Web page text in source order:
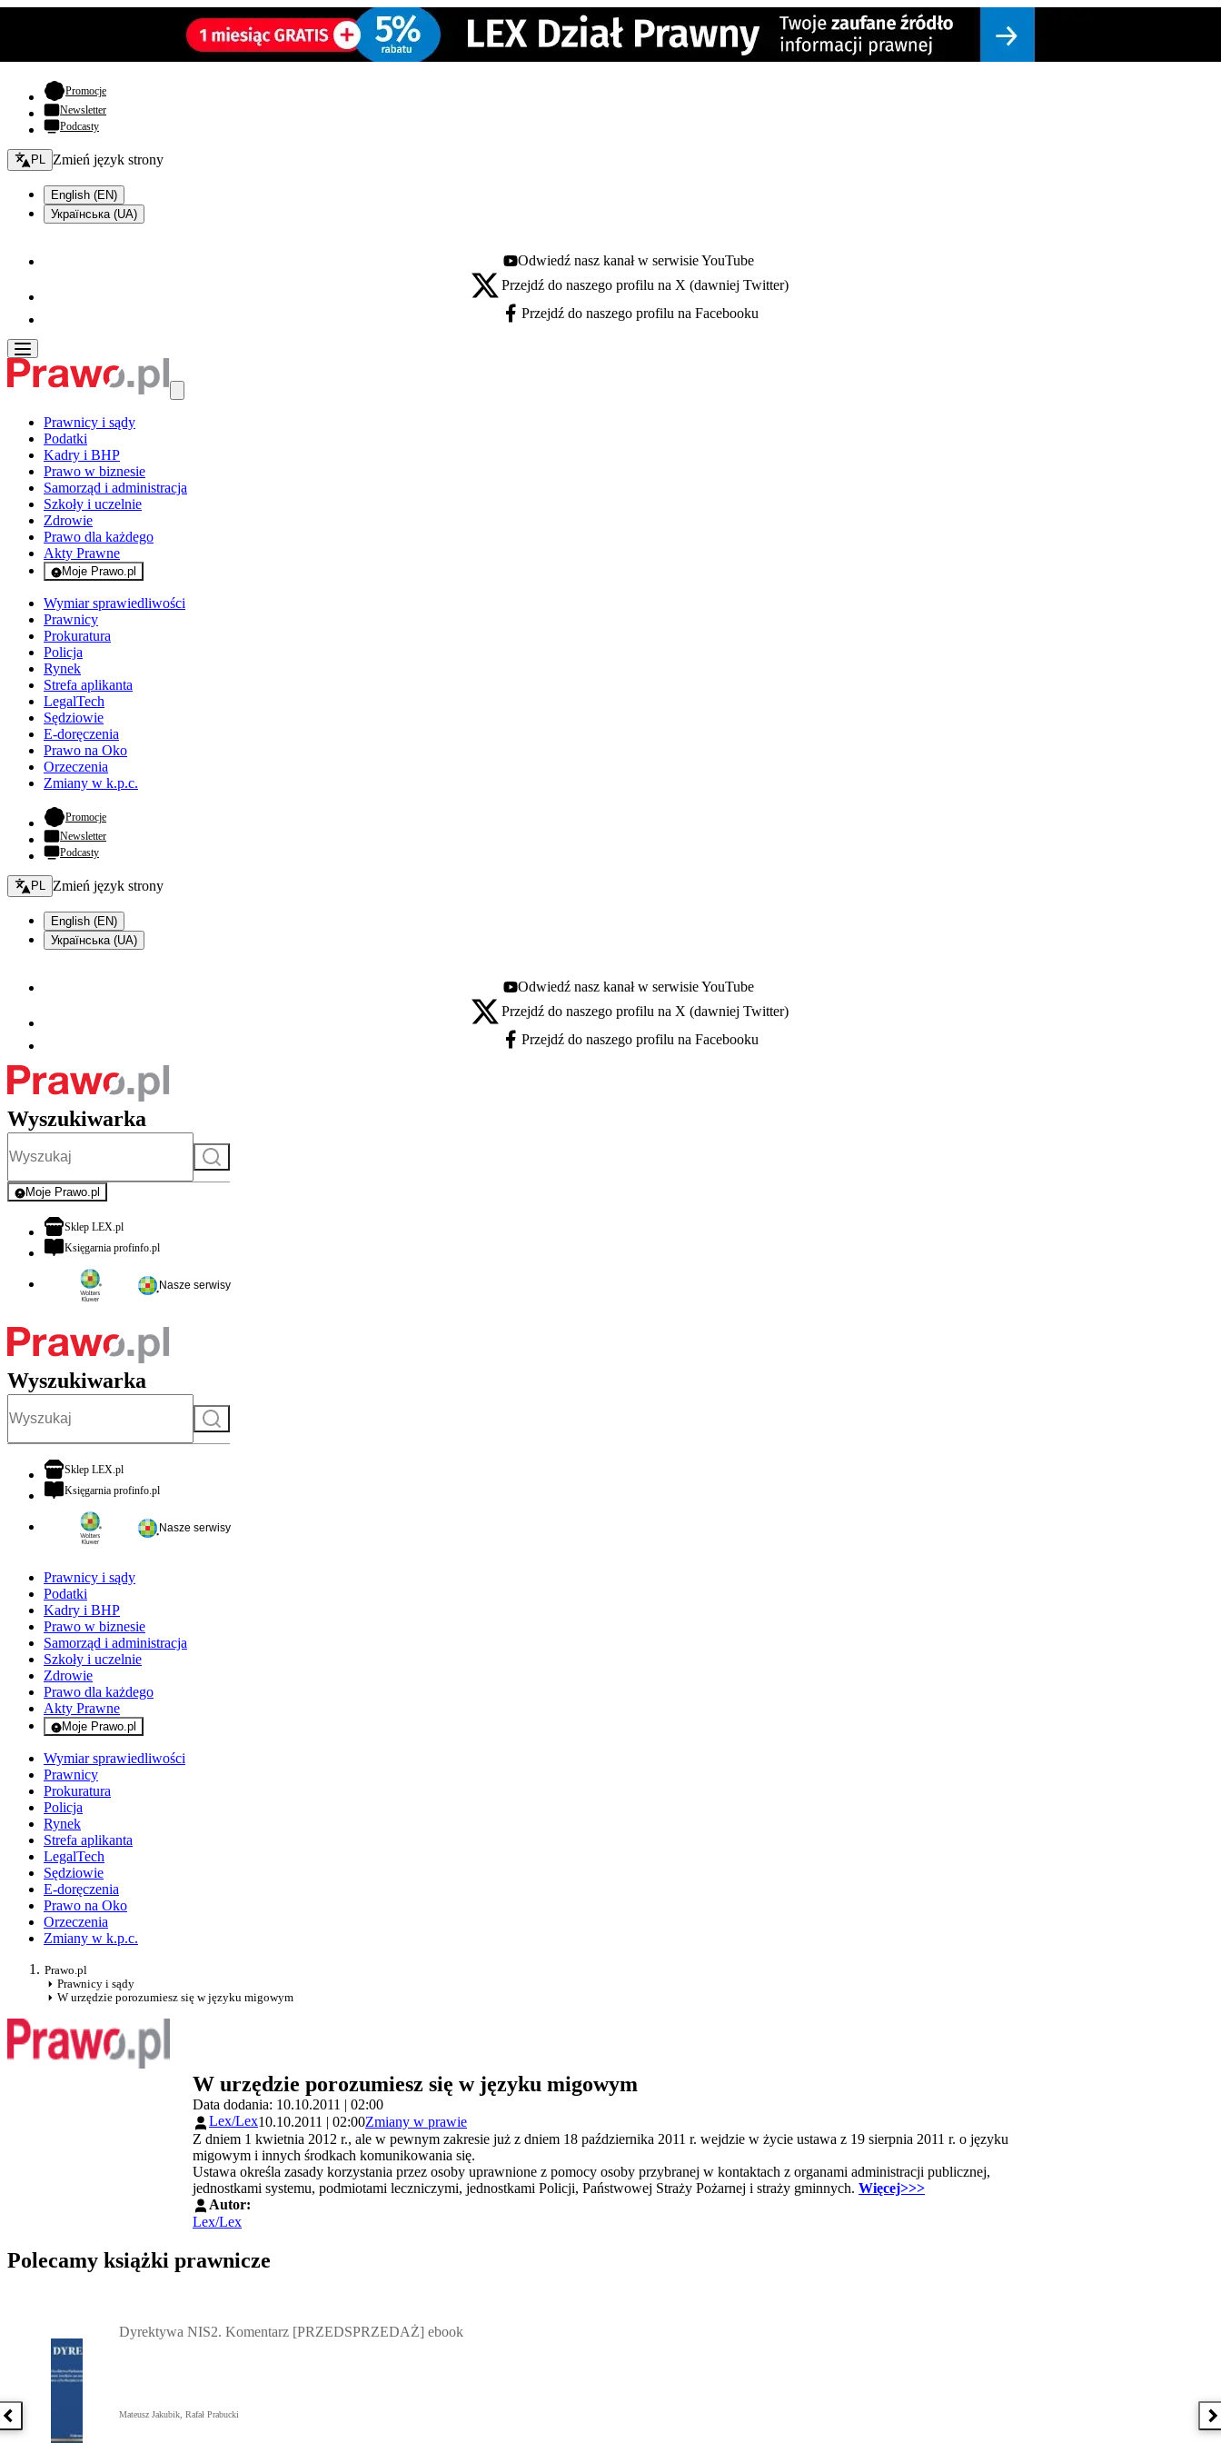
Promocje- otwiera się w nowej karcie
Newsletter
Podcasty
Zmień język - bieżący:
PL Zmień język strony
English (EN)
Українська (UA)
Youtube - otwiera się w nowej karcie
Odwiedź nasz kanał w serwisie YouTube
X - otwiera się w nowej karcie
Przejdź do naszego profilu na X (dawniej Twitter)
Facebook - otwiera się w nowej karcie
Przejdź do naszego profilu na Facebooku
Prawnicy i sądy
Podatki
Kadry i BHP
Prawo w biznesie
Samorząd i administracja
Szkoły i uczelnie
Zdrowie
Prawo dla każdego
Akty Prawne
Moje Prawo.pl
- rejestracja i logowanie do serwisu
Wymiar sprawiedliwości
Prawnicy
Prokuratura
Policja
Rynek
Strefa aplikanta
LegalTech
Sędziowie
E-doręczenia
Prawo na Oko
Orzeczenia
Zmiany w k.p.c.
Promocje- otwiera się w nowej karcie
Newsletter
Podcasty
Zmień język - bieżący:
PL Zmień język strony
English (EN)
Українська (UA)
Youtube - otwiera się w nowej karcie
Odwiedź nasz kanał w serwisie YouTube
X - otwiera się w nowej karcie
Przejdź do naszego profilu na X (dawniej Twitter)
Facebook - otwiera się w nowej karcie
Przejdź do naszego profilu na Facebooku
Wyszukiwarka
Szukaj
Moje Prawo.pl
- rejestracja i logowanie do serwisu
Sklep LEX.plotwiera się w nowej karcie
Księgarnia profinfo.plotwiera się w nowej karcie
Nasze serwisy
Wyszukiwarka
Szukaj
Sklep LEX.plotwiera się w nowej karcie
Księgarnia profinfo.plotwiera się w nowej karcie
Nasze serwisy
Prawnicy i sądy
Podatki
Kadry i BHP
Prawo w biznesie
Samorząd i administracja
Szkoły i uczelnie
Zdrowie
Prawo dla każdego
Akty Prawne
Moje Prawo.pl
- rejestracja i logowanie do serwisu
Wymiar sprawiedliwości
Prawnicy
Prokuratura
Policja
Rynek
Strefa aplikanta
LegalTech
Sędziowie
E-doręczenia
Prawo na Oko
Orzeczenia
Zmiany w k.p.c.
Prawo.pl
Prawnicy i sądy
W urzędzie porozumiesz się w języku migowym
W urzędzie porozumiesz się w języku migowym
Data dodania: 10.10.2011 | 02:00
Lex/Lex10.10.2011 | 02:00Zmiany w prawie
Z dniem 1 kwietnia 2012 r., ale w pewnym zakresie już z dniem 18 października 2011 r. wejdzie w życie ustawa z 19 sierpnia 2011 r. o języku
migowym i innych środkach komunikowania się.
Ustawa określa zasady korzystania przez osoby uprawnione z pomocy osoby przybranej w kontaktach z organami administracji publicznej,
jednostkami systemu, podmiotami leczniczymi, jednostkami Policji, Państwowej Straży Pożarnej i straży gminnych. Więcej>>>
Autor:
Lex/Lex
Polecamy książki prawnicze
Poprzednia książka
Dyrektywa NIS2. Komentarz [PRZEDSPRZEDAŻ] ebook
Mateusz Jakubik, Rafał Prabucki